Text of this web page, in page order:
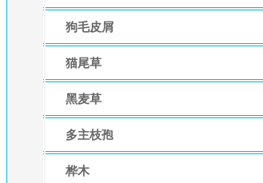
狗毛皮屑
猫尾草
黑麦草
多主枝孢
桦木